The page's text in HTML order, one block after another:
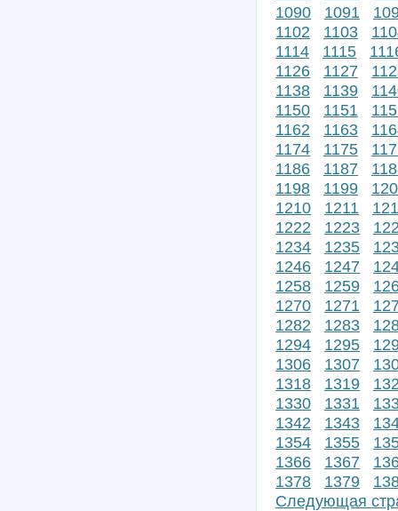
1090
1091
1102
1103
1114
1115
1126
1127
1138
1139
1150
1151
1162
1163
1174
1175
1186
1187
1198
1199
1210
1211
1222
1223
1234
1235
1246
1247
1258
1259
1270
1271
1282
1283
1294
1295
1306
1307
1318
1319
1330
1331
1342
1343
1354
1355
1366
1367
1378
1379
Следующая